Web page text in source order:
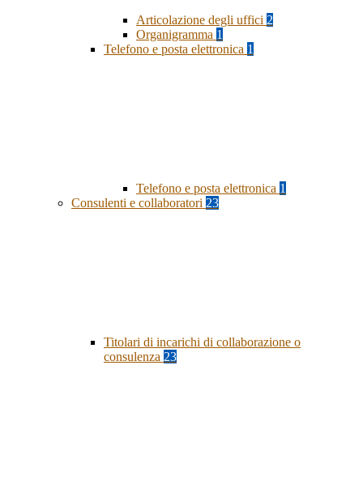
Articolazione degli uffici 2
Organigramma 1
Telefono e posta elettronica 1
Telefono e posta elettronica 1
Consulenti e collaboratori 23
Titolari di incarichi di collaborazione o
consulenza 23